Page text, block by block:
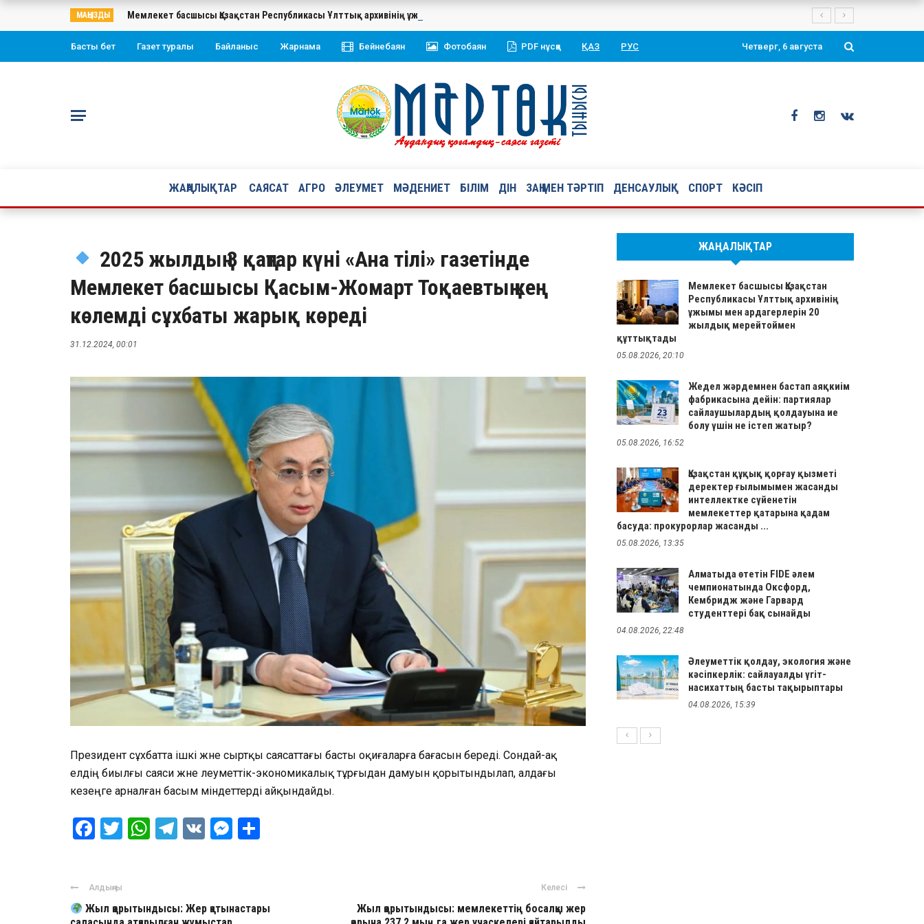
МАҢЫЗДЫ Мемлекет басшысы Қазақстан Республикасы Ұлттық архивінің ұжымы мен ардагерлерін 20 жылдық мерейтоймен құттықтады
Басты бет Газет туралы Байланыс Жарнама Бейнебаян Фотобаян PDF нұсқа ҚАЗ РУС Четверг, 6 августа
ЖАҢАЛЫҚТАР САЯСАТ АГРО ӘЛЕУМЕТ МӘДЕНИЕТ БІЛІМ ДІН ЗАҢ МЕН ТӘРТІП ДЕНСАУЛЫҚ СПОРТ КӘСІП
2025 жылдың 3 қаңтар күні «Ана тілі» газетінде
Мемлекет басшысы Қасым-Жомарт Тоқаевтың кең
көлемді сұхбаты жарық көреді
31.12.2024, 00:01
Президент сұхбатта ішкі және сыртқы саясаттағы басты оқиғаларға бағасын береді. Сондай-ақ
елдің биылғы саяси және әлеуметтік-экономикалық тұрғыдан дамуын қорытындылап, алдағы
кезеңге арналған басым міндеттерді айқындайды.
Facebook
Twitter
WhatsApp
Telegram
VK Messenger
Алдыңғы
Жыл қорытындысы: Жер қатынастары
Келесі
Жыл қорытындысы: мемлекеттің босалқы жер
ЖАҢАЛЫҚТАР
Мемлекет басшысы Қазақстан
Республикасы Ұлттық архивінің
ұжымы мен ардагерлерін 20
жылдық мерейтоймен
құттықтады
05.08.2026, 20:10
Жедел жәрдемнен бастап аяқкиім
фабрикасына дейін: партиялар
сайлаушылардың қолдауына ие
болу үшін не істеп жатыр?
05.08.2026, 16:52
Қазақстан құқық қорғау қызметі
деректер ғылымымен жасанды
интеллектке сүйенетін
мемлекеттер қатарына қадам
басуда: прокурорлар жасанды ...
05.08.2026, 13:35
Алматыда өтетін FIDE әлем
чемпионатында Оксфорд,
Кембридж және Гарвард
студенттері бақ сынайды
04.08.2026, 22:48
Әлеуметтік қолдау, экология және
кәсіпкерлік: сайлауалды үгіт-
насихаттың басты тақырыптары
04.08.2026, 15:39